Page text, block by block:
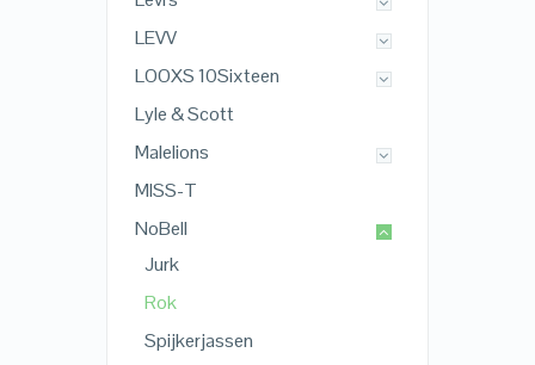
LEVV
LOOXS 10Sixteen
Lyle & Scott
Malelions
MISS-T
NoBell
Jurk
Rok
Spijkerjassen